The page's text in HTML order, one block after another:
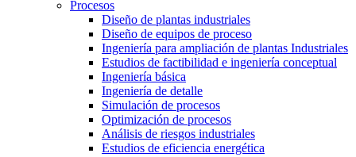
Procesos
Diseño de plantas industriales
Diseño de equipos de proceso
Ingeniería para ampliación de plantas Industriales
Estudios de factibilidad e ingeniería conceptual
Ingeniería básica
Ingeniería de detalle
Simulación de procesos
Optimización de procesos
Análisis de riesgos industriales
Estudios de eficiencia energética